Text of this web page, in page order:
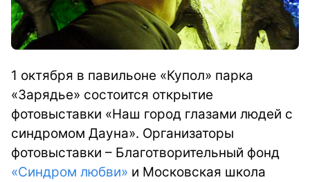
1 октября в павильоне «Купол» парка
«Зарядье» состоится открытие
фотовыставки «Наш город глазами людей с
синдромом Дауна». Организаторы
фотовыставки – Благотворительный фонд
«Синдром любви» и Московская школа